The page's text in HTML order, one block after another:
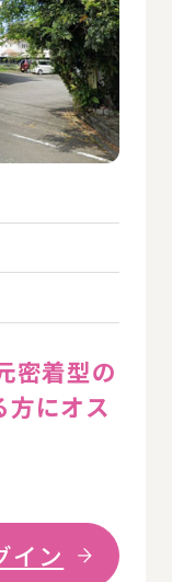
密着型の
にオス
イン